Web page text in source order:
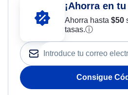
¡Ahorra en
Ahorra hasta $50
tasas.ⓘ
Consigue